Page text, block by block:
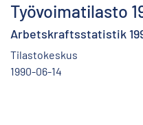
Työvoimatilasto
Arbetskraftsstatistik
Tilastokeskus
1990-06-14